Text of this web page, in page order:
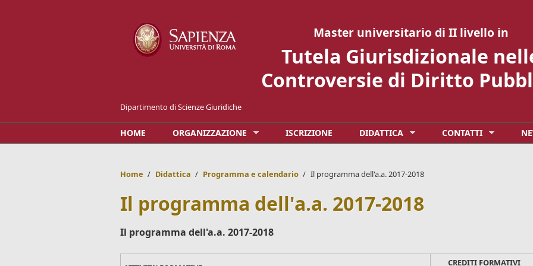
Master universitario di II livello in
Tutela Giurisdizionale
Controversie di Diritto
Dipartimento di Scienze Giuridiche
HOME ORGANIZZAZIONE ISCRIZIONE DIDATTICA CONTATTI
Home / Didattica / Programma e calendario / Il programma dell'a.a. 2017-2018
Il programma dell'a.a. 2017-2018
Il programma dell'a.a. 2017-2018
CREDITI FORMATIVI